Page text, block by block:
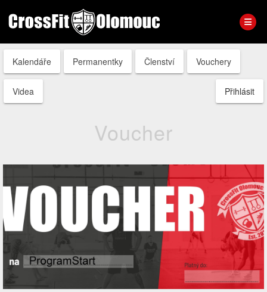
Kalendáře Permanentky Členství Vouchery
Videa Přihlásit
Voucher